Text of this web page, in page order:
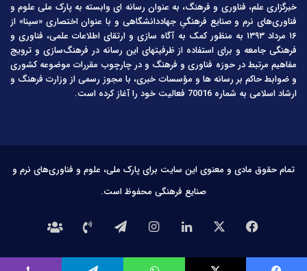
خبرگزاری علم، فناوری و فرهنگ، به عنوان رسانه ای وابسته به پارک ملی علوم و
فناوری‌های نرم و صنایع فرهنگیِ جهاددانشگاهی و با عنوان اختصاری «سینا» از
۱۶ مرداد ۱۳۹۳ به منظور کمک به آگاه سازی و ارتقای اطلاعات علمی، فناوری و
فرهنگی جامعه و برای استفاده از ظرفیتهای این رسانه در فرهنگ‌سازی و ترویج
مفاهیم مرتبط در حوزه فناوری و فرهنگ و در چارچوب مقررات موضوعه کشوری
و ضوابط حاکم بر رسانه ها و مؤسسات خبری، با مجوز رسمی از وزارت فرهنگ و
ارشاد اسلامی به شماره 70016 فعالیت خود را آغاز کرده است.
تمام حقوق مادی و معنوی این سایت برای پارک ملی، علوم و فناوری‌های نرم و
صنایع فرهنگی محفوظ است.
فیس
بوک
لینکدیناینستاگرامتلگرامتماس
با
درباره
ما